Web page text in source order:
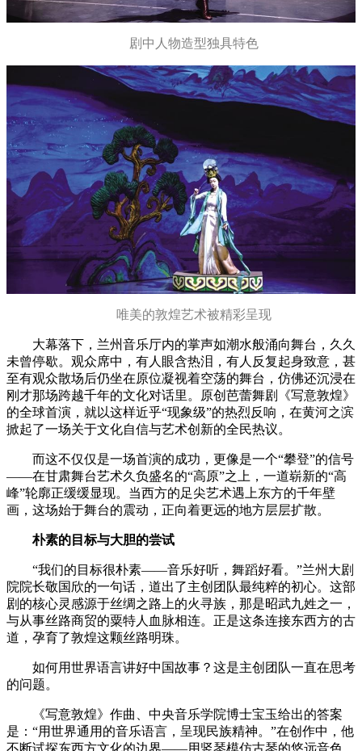
剧中人物造型独具特色
唯美的敦煌艺术被精彩呈现
大幕落下，兰州音乐厅内的掌声如潮水般涌向舞台，久久
未曾停歇。观众席中，有人眼含热泪，有人反复起身致意，甚
至有观众散场后仍坐在原位凝视着空荡的舞台，仿佛还沉浸在
刚才那场跨越千年的文化对话里。原创芭蕾舞剧《写意敦煌》
的全球首演，就以这样近乎“现象级”的热烈反响，在黄河之滨
掀起了一场关于文化自信与艺术创新的全民热议。
而这不仅仅是一场首演的成功，更像是一个“攀登”的信号
——在甘肃舞台艺术久负盛名的“高原”之上，一道崭新的“高
峰”轮廓正缓缓显现。当西方的足尖艺术遇上东方的千年壁
画，这场始于舞台的震动，正向着更远的地方层层扩散。
朴素的目标与大胆的尝试
“我们的目标很朴素——音乐好听，舞蹈好看。”兰州大剧
院院长敬国欣的一句话，道出了主创团队最纯粹的初心。这部
剧的核心灵感源于丝绸之路上的火寻族，那是昭武九姓之一，
与从事丝路商贸的粟特人血脉相连。正是这条连接东西方的古
道，孕育了敦煌这颗丝路明珠。
如何用世界语言讲好中国故事？这是主创团队一直在思考
的问题。
《写意敦煌》作曲、中央音乐学院博士宝玉给出的答案
是：“用世界通用的音乐语言，呈现民族精神。”在创作中，他